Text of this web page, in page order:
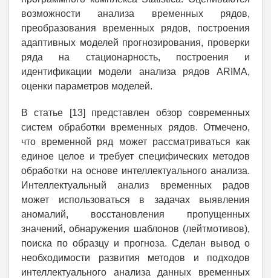
возможности анализа временных рядов,
преобразования временных рядов, построения
адаптивных моделей прогнозирования, проверки
ряда на стационарность, построения и
идентификации модели анализа рядов ARIMA,
оценки параметров моделей.
В статье [13] представлен обзор современных
систем обработки временных рядов. Отмечено,
что временной ряд может рассматриваться как
единое целое и требует специфических методов
обработки на основе интеллектуального анализа.
Интеллектуальный анализ временных радов
может использоваться в задачах выявления
аномалий, восстановления пропущенных
значений, обнаружения шаблонов (лейтмотивов),
поиска по образцу и прогноза. Сделан вывод о
необходимости развития методов и подходов
интеллектуального анализа данных временных